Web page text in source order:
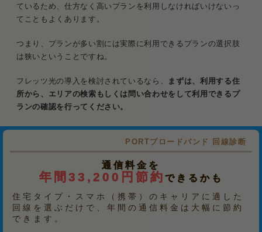
ているため、仕方なく高いプランを利用しなければいけないっ
てこともよくあります。
つまり、プランが多い割には実際に利用できるプランの選択肢
は狭いということですね。
フレッツ光の導入を検討されているなら、
まずは、利用する住
所から、エリアの検索もしくは問い合わせをして利用できるプ
ランの確認を行ってください。
PORTブロードバンド 回線診断
通信料金を
年間33,200円節約 できるかも
住宅タイプ・スマホ（携帯）のキャリアに適した
回線を選ぶだけで、年間の通信料金は大幅に節約
できます。